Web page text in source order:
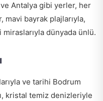
Antalya gibi yerler, her
mavi bayrak plajlarıyla,
dünyada ünlü.
ve tarihi Bodrum
kristal temiz denizleriyle